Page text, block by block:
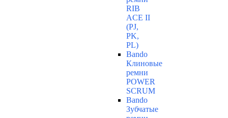
RIB
ACE II
(PJ,
PK,
PL)
Bando
Клиновые
ремни
POWER
SCRUM
Bando
Зубчатые